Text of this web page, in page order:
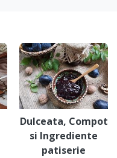
Dulceata, Compot
si Ingrediente
patiserie